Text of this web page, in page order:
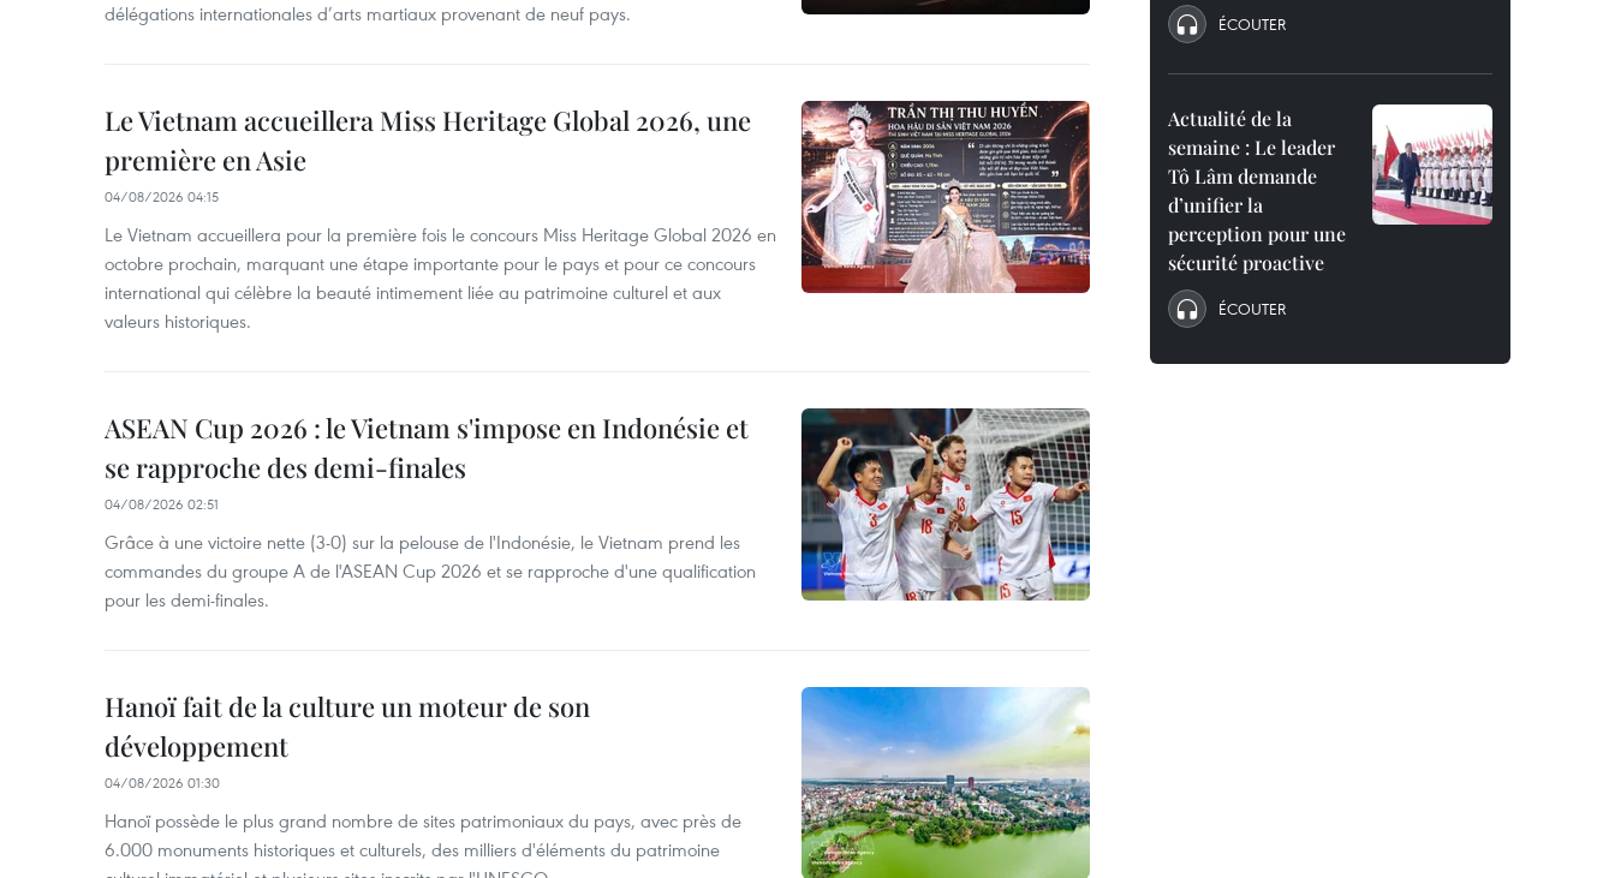
délégations internationales d’arts martiaux provenant de neuf pays.
Le Vietnam accueillera Miss Heritage Global 2026, une
première en Asie
04/08/2026 04:15
Le Vietnam accueillera pour la première fois le concours Miss Heritage Global 2026 en
octobre prochain, marquant une étape importante pour le pays et pour ce concours
international qui célèbre la beauté intimement liée au patrimoine culturel et aux
valeurs historiques.
ASEAN Cup 2026 : le Vietnam s'impose en Indonésie et
se rapproche des demi-finales
04/08/2026 02:51
Grâce à une victoire nette (3-0) sur la pelouse de l'Indonésie, le Vietnam prend les
commandes du groupe A de l'ASEAN Cup 2026 et se rapproche d'une qualification
pour les demi-finales.
Hanoï fait de la culture un moteur de son
développement
04/08/2026 01:30
Hanoï possède le plus grand nombre de sites patrimoniaux du pays, avec près de
6.000 monuments historiques et culturels, des milliers d'éléments du patrimoine
ÉCOUTER
Actualité de la
semaine : Le leader
Tô Lâm demande
d’unifier la
perception pour une
sécurité proactive
ÉCOUTER